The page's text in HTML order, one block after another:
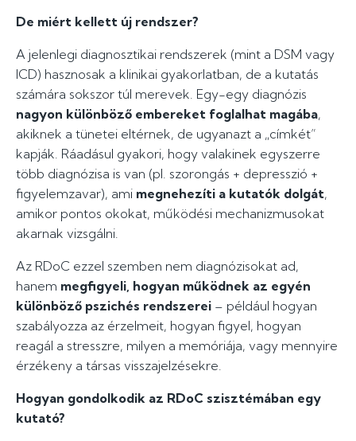
De miért kellett új rendszer?
A jelenlegi diagnosztikai rendszerek (mint a DSM vagy
ICD) hasznosak a klinikai gyakorlatban, de a kutatás
számára sokszor túl merevek. Egy-egy diagnózis
nagyon különböző embereket foglalhat magába,
akiknek a tünetei eltérnek, de ugyanazt a „címkét”
kapják. Ráadásul gyakori, hogy valakinek egyszerre
több diagnózisa is van (pl. szorongás + depresszió +
figyelemzavar), ami megnehezíti a kutatók dolgát,
amikor pontos okokat, működési mechanizmusokat
akarnak vizsgálni.
Az RDoC ezzel szemben nem diagnózisokat ad,
hanem megfigyeli, hogyan működnek az egyén
különböző pszichés rendszerei – például hogyan
szabályozza az érzelmeit, hogyan figyel, hogyan
reagál a stresszre, milyen a memóriája, vagy mennyire
érzékeny a társas visszajelzésekre.
Hogyan gondolkodik az RDoC szisztémában egy
kutató?